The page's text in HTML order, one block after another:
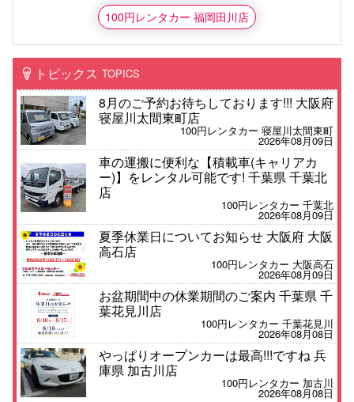
100円レンタカー 福岡田川店
トピックス TOPICS
8月のご予約お待ちしております!!! 大阪府
寝屋川太間東町店
100円レンタカー 寝屋川太間東町
2026年08月09日
車の運搬に便利な【積載車(キャリアカ
ー)】をレンタル可能です! 千葉県 千葉北
店
100円レンタカー 千葉北
2026年08月09日
夏季休業日についてお知らせ 大阪府 大阪
高石店
100円レンタカー 大阪高石
2026年08月09日
お盆期間中の休業期間のご案内 千葉県 千
葉花見川店
100円レンタカー 千葉花見川
2026年08月08日
やっぱりオープンカーは最高!!!ですね 兵
庫県 加古川店
100円レンタカー 加古川
2026年08月08日